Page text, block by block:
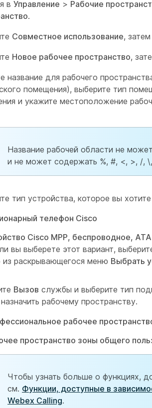
в Управление > Рабочие
.
Совместное использование,
Новое рабочее пространство,
название для рабочего
помещения), выберите тип
и укажите местоположение
Название рабочей области не
и не может содержать %, #, <, >, /,
тип устройства, которое вы
телефон Cisco
Cisco MPP, беспроводное,
вы выберете этот вариант,
из раскрывающегося меню Выбрать
Вызов службы и выберите тип
рабочему пространству.
рабочее
пространство зоны общего
Чтобы узнать больше о функциях,
см. Функции, доступные в
Webex Calling.